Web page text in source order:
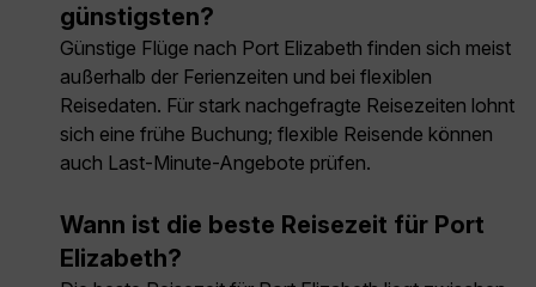
günstigsten?
Günstige Flüge nach Port Elizabeth finden sich meist
außerhalb der Ferienzeiten und bei flexiblen
Reisedaten. Für stark nachgefragte Reisezeiten lohnt
sich eine frühe Buchung; flexible Reisende können
auch Last-Minute-Angebote prüfen.
Wann ist die beste Reisezeit für Port
Elizabeth?